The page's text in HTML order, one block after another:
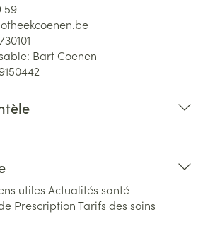
59
730101
Bart Coenen
utiles Actualités santé
PrescriptionTarifs des soins